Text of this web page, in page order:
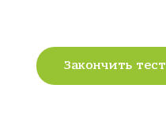
Закончить тест